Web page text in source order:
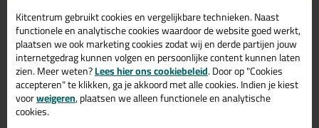
Reviewtitel *
Je ervaring
Kitcentrum gebruikt cookies en vergelijkbare technieken. Naast
functionele en analytische cookies waardoor de website goed werkt,
plaatsen we ook marketing cookies zodat wij en derde partijen jouw
internetgedrag kunnen volgen en persoonlijke content kunnen laten
zien. Meer weten?Lees hier ons cookiebeleid. Door op "Cookies
accepteren" te klikken, ga je akkoord met alle cookies. Indien je kiest
voorweigeren, plaatsen we alleen functionele en analytische
cookies.